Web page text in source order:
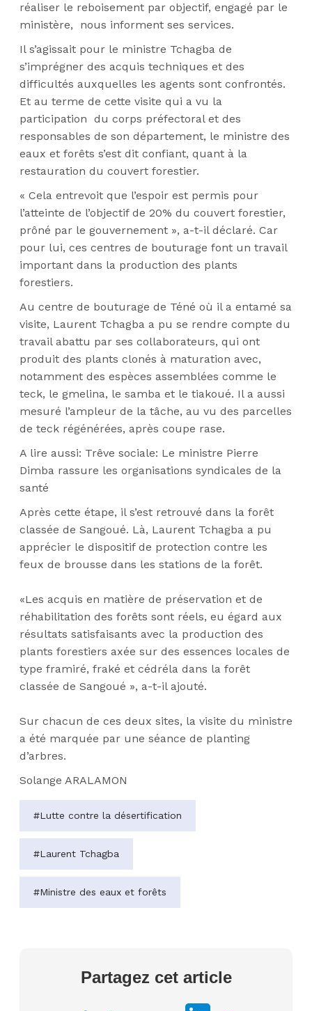
réaliser le reboisement par objectif, engagé par le
ministère,
nous informent ses services.
Il s’agissait pour le ministre Tchagba de
s’imprégner des acquis techniques et des
difficultés auxquelles les agents sont confrontés.
Et au terme de cette visite qui a vu la
participation du corps préfectoral et des
responsables de son département, le ministre des
eaux et forêts s’est dit confiant, quant à la
restauration du couvert forestier.
« Cela entrevoit que l’espoir est permis pour
l’atteinte de l’objectif de 20% du couvert forestier,
prôné par le gouvernement », a-t-il déclaré. Car
pour lui, ces centres de bouturage font un travail
important dans la production des plants
forestiers.
Au centre de bouturage de Téné où il a entamé sa
visite, Laurent Tchagba a pu se rendre compte du
travail abattu par ses collaborateurs, qui ont
produit des plants clonés à maturation avec,
notamment des espèces assemblées comme le
teck, le gmelina, le samba et le tiakoué. Il a aussi
mesuré l’ampleur de la tâche, au vu des parcelles
de teck régénérées, après coupe rase.
A lire aussi: Trêve sociale: Le ministre Pierre
Dimba rassure les organisations syndicales de la
santé
Après cette étape, il s’est retrouvé dans la forêt
classée de Sangoué. Là, Laurent Tchagba a pu
apprécier le dispositif de protection contre les
feux de brousse dans les stations de la forêt.
«Les acquis en matière de préservation et de
réhabilitation des forêts sont réels, eu égard aux
résultats satisfaisants avec la production des
plants forestiers axée sur des essences locales de
type framiré, fraké et cédréla dans la forêt
classée de Sangoué », a-t-il ajouté.
Sur chacun de ces deux sites, la visite du ministre
a été marquée par une séance de planting
d’arbres.
Solange ARALAMON
#Lutte contre la désertification
#Laurent Tchagba
#Ministre des eaux et forêts
Partagez cet article